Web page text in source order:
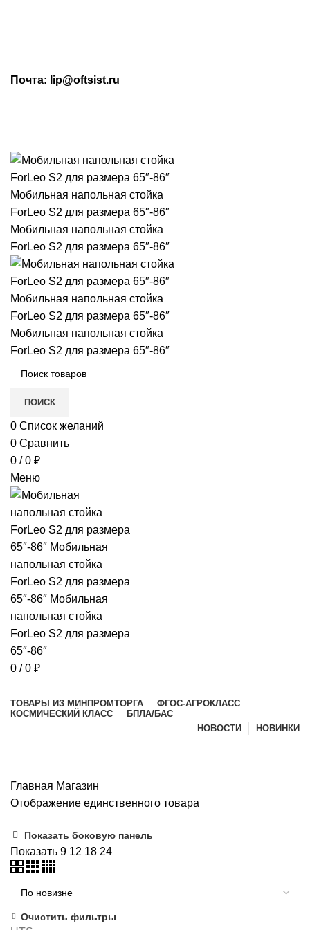
Почта: lip@oftsist.ru
ПОИСК
0 Список желаний
0 Сравнить
0 / 0 ₽
Меню
0 / 0 ₽
ТОВАРЫ ИЗ МИНПРОМТОРГА
ФГОС-АГРОКЛАСС
КОСМИЧЕСКИЙ КЛАСС
БПЛА/БАС
НОВОСТИ
НОВИНКИ
Главная Магазин
Отображение единственного товара
Показать боковую панель
Показать 9 12 18 24
Очистить фильтры